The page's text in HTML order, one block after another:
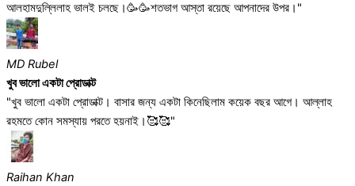
আলহামদুল্লিলাহ ভালই চলছে।🥳🥳শতভাগ আস্তা রয়েছে আপনাদের উপর।"
MD Rubel
খুব ভালো একটা প্রোডাক্ট
"খুব ভালো একটা প্রোডাক্ট। বাসার জন্য একটা কিনেছিলাম কয়েক বছর আগে। আল্লাহ
রহমতে কোন সমস্যায় পরতে হয়নাই।🥰🥰"
Raihan Khan